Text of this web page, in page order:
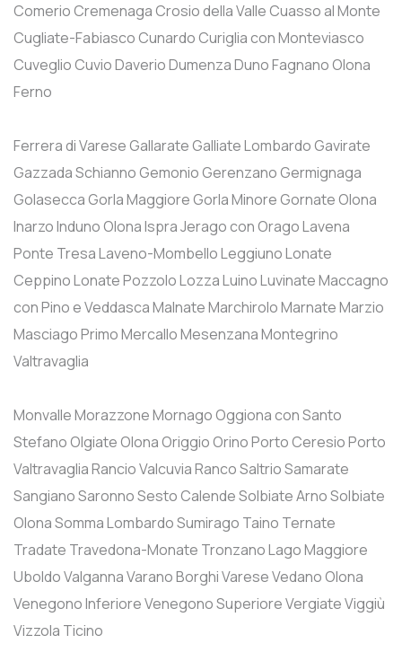
Comerio Cremenaga Crosio della Valle Cuasso al Monte
Cugliate-Fabiasco Cunardo Curiglia con Monteviasco
Cuveglio CuvioDaverioDumenzaDunoFagnano Olona
Ferno
Ferrera di Varese Gallarate Galliate Lombardo Gavirate
Gazzada Schianno Gemonio Gerenzano Germignaga
Golasecca Gorla Maggiore Gorla Minore Gornate Olona
InarzoInduno OlonaIspraJerago con OragoLavena
Ponte TresaLaveno-MombelloLeggiunoLonate
CeppinoLonate PozzoloLozzaLuinoLuvinateMaccagno
con Pino e VeddascaMalnateMarchiroloMarnateMarzio
Masciago PrimoMercalloMesenzanaMontegrino
Valtravaglia
MonvalleMorazzoneMornago Oggiona con Santo
Stefano Olgiate Olona Origgio OrinoPorto CeresioPorto
ValtravagliaRancio ValcuviaRancoSaltrioSamarate
SangianoSaronnoSesto CalendeSolbiate ArnoSolbiate
OlonaSomma LombardoSumirago Taino Ternate
Tradate Travedona-Monate Tronzano Lago Maggiore
UboldoValgannaVarano BorghiVareseVedano Olona
Venegono InferioreVenegono SuperioreVergiateViggiù
Vizzola Ticino